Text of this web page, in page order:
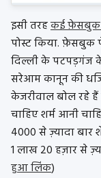
इसी तरहकई फ़ेसबुक
पोस्ट किया. फ़ेसबुक
दिल्ली के पटपड़गंज
सरेआम कानून की
केजरीवाल बोल रहे
चाहिए शर्म आनी
4000 से ज़्यादा बार
1 लाख 20 हज़ार से
हुआ लिंक)